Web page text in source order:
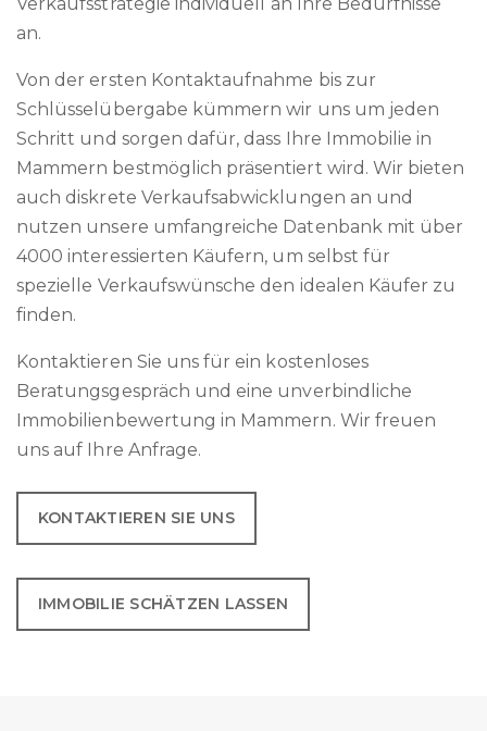
an.
Von der ersten Kontaktaufnahme bis zur
Schlüsselübergabe kümmern wir uns um jeden
Schritt und sorgen dafür, dass Ihre Immobilie in
Mammern bestmöglich präsentiert wird. Wir bieten
auch diskrete Verkaufsabwicklungen an und
nutzen unsere umfangreiche Datenbank mit über
4000 interessierten Käufern, um selbst für
spezielle Verkaufswünsche den idealen Käufer zu
finden.
Kontaktieren Sie uns für ein kostenloses
Beratungsgespräch und eine unverbindliche
Immobilienbewertung in Mammern. Wir freuen
uns auf Ihre Anfrage.
KONTAKTIEREN SIE UNS
IMMOBILIE SCHÄTZEN LASSEN